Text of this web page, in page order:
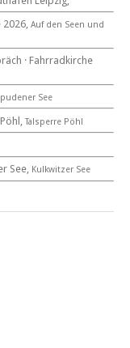
Anhalt
2026, Auf den Seen und
· Fahrradkirche
See
Talsperre Pöhl
See, Kulkwitzer See